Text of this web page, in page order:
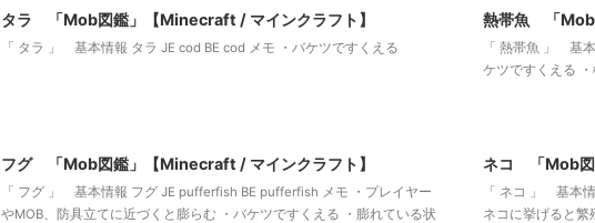
タラ 「Mob図鑑」【Minecraft / マインクラフト】
「 タラ 」 基本情報 タラ JE cod BE cod メモ ・バケツですくえる
熱帯魚 「Mob
「 熱帯魚 」 基
ケツですくえる
フグ 「Mob図鑑」【Minecraft / マインクラフト】
「 フグ 」 基本情報 フグ JE pufferfish BE pufferfish メモ ・プレイヤー
やMOB、防具立てに近づくと膨らむ ・バケツですくえる ・膨れている状
ネコ 「Mob図
「 ネコ 」 基本
ネコに挙げると繁